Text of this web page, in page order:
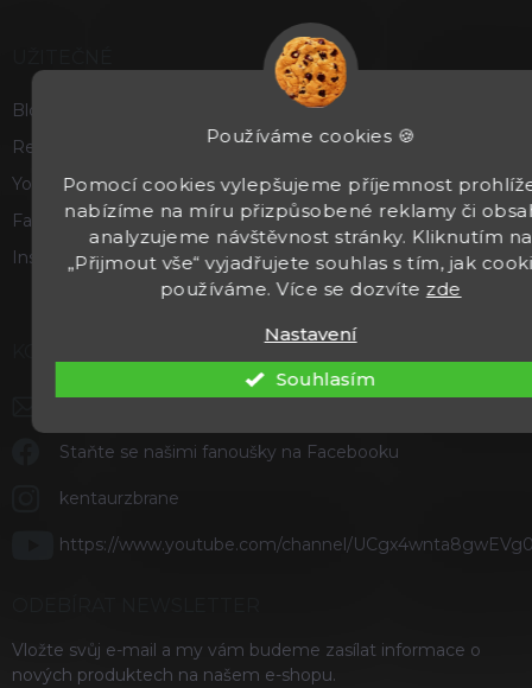
Používáme cookies 🍪
Pomocí cookies vylepšujeme příjemnost
nabízíme na míru přizpůsobené reklamy či
analyzujeme návštěvnost stránky. Kliknutím na
„Přijmout vše“ vyjadřujete souhlas s tím, jak
používáme. Více se dozvíte zde
Nastavení
Souhlasím
Blog
Recenze a hodnocení
Youtube
Facebook
Instagram
Staňte se našimi fanoušky na Facebooku
kentaurzbrane
https://www.youtube.com/channel/
Vložte svůj e-mail a my vám budeme zasílat informace o
nových produktech na našem e-shopu.